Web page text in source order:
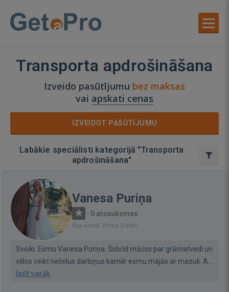
Transporta apdrošināšana
Izveido pasūtījumu bez maksas
vai apskati cenas
IZVEIDOT PASŪTĪJUMU
Labākie speciālisti kategorijā "Transporta
apdrošināšana"
Vanesa Puriņa
· 0 atsauksmes
Bija vietnē: Pirms 3 mēn.
Sveiki. Esmu Vanesa Puriņa. Šobrīd mācos par grāmatvedi un
vēlos veikt nelielus darbiņus kamēr esmu mājās ar mazuli. A...
lasīt vairāk